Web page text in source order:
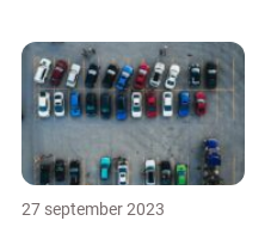
27 september 2023